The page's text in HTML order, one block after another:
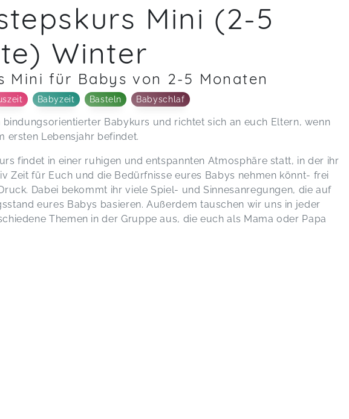
Mini (2-5
Winter
Mini für Babys von 2-5 Monaten
Babyzeit Basteln Babyschlaf
bindungsorientierter Babykurs und richtet sich an euch Eltern, wenn
ersten Lebensjahr befindet.
findet in einer ruhigen und entspannten Atmosphäre statt, in der ihr
Zeit für Euch und die Bedürfnisse eures Babys nehmen könnt- frei
Dabei bekommt ihr viele Spiel- und Sinnesanregungen, die auf
eures Babys basieren. Außerdem tauschen wir uns in jeder
Themen in der Gruppe aus, die euch als Mama oder Papa